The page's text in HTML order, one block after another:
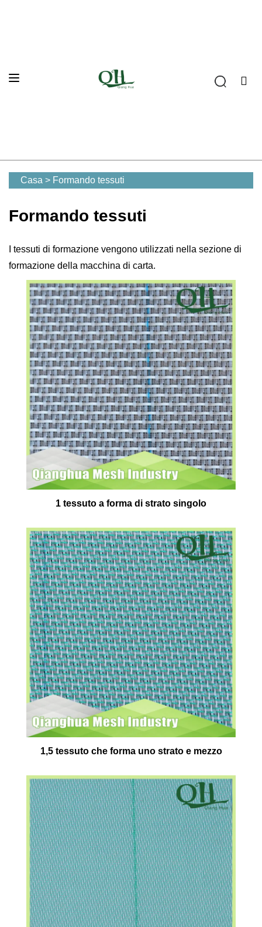
Casa > Formando tessuti
Formando tessuti
I tessuti di formazione vengono utilizzati nella sezione di
formazione della macchina di carta.
1 tessuto a forma di strato singolo
1,5 tessuto che forma uno strato e mezzo